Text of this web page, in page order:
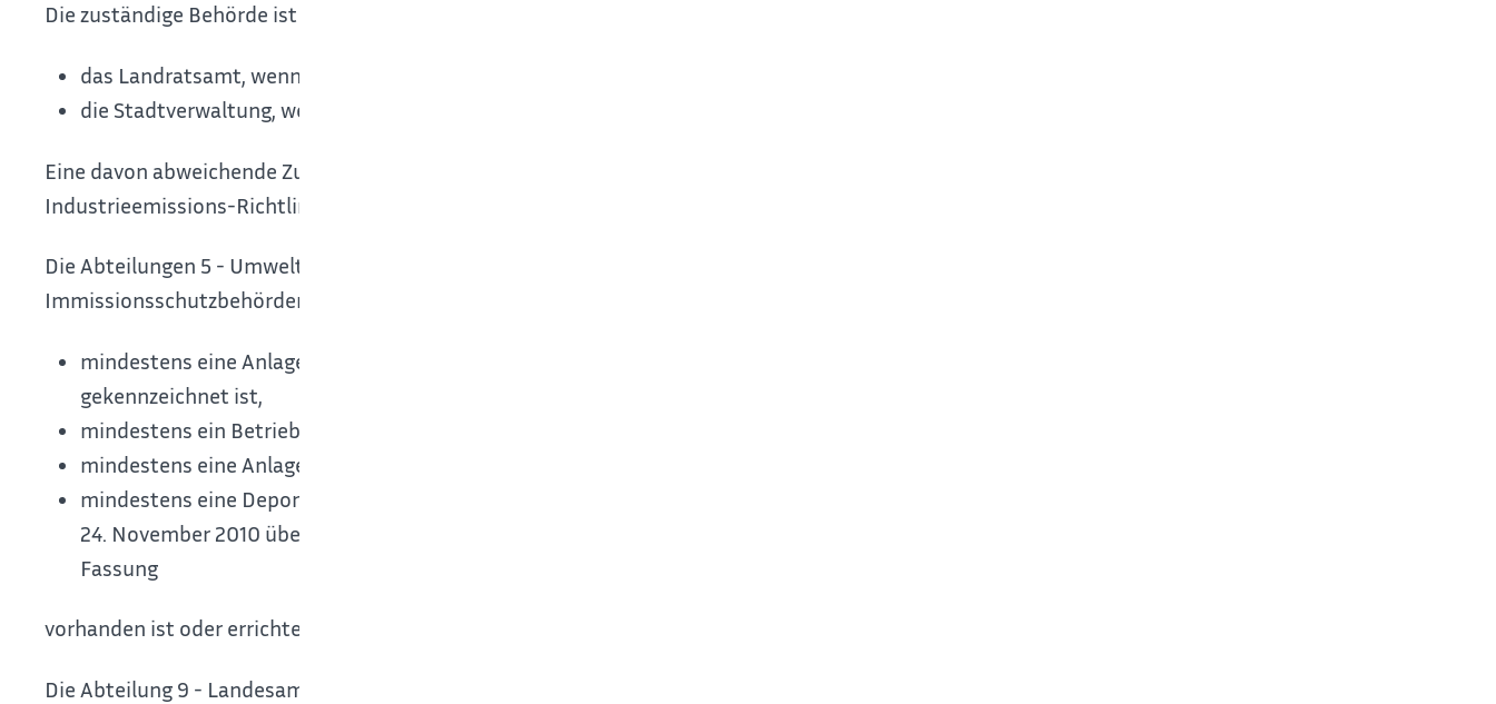
Die zuständige Behörde ist in den meisten Fällen die örtlich zuständige untere Immissionsschutzbehörde:
das Landratsamt, wenn das Betriebsgelände mit der Anlage in einem Landkreis liegt,
die Stadtverwaltung, wenn das Betriebsgelände mit der Anlage in einem Stadtkreis liegt.
Eine davon abweichende Zuständigkeit gilt in folgenden Fällen (unter anderem bei Betrieben, die der europäischen
Industrieemissions-Richtlinie, der Störfall-Verordnung oder dem Bergrecht unterliegen):
Die Abteilungen 5 - Umwelt der jeweils örtlich zuständigen Regierungspräsidien sind die zuständigen
Immissionsschutzbehörden für Betriebsgelände, auf denen:
mindestens eine Anlage, die in Spalte d des Anhangs 1 der Verordnung über genehmigungsbedürftige Anlagen mit dem Buchstabe E
gekennzeichnet ist,
mindestens ein Betriebsbereich nach § 3 Absatz 5a Bundes-Immissionsschutzgesetz (Störfallbetrieb),
mindestens eine Anlage, die nach § 60 Absatz 3 Satz 1 Nummer 2 oder Nummer 3 des Wasserhaushaltsgesetzes genehmigungsbedürftig ist oder
mindestens eine Deponie nach Artikel 10 in Verbindung mit Anhang I der Richtlinie 2010/75/EU des Europäischen Parlaments und des Rates vom
24. November 2010 über Industrieemissionen (integrierte Vermeidung und Verminderung der Umweltverschmutzung) in der jeweils geltenden
Fassung
vorhanden ist oder errichtet werden soll.
Die Abteilung 9 - Landesamt für Geologie, Rohstoffe und Bergbau des Regierungspräsidiums Freiburg ist darüber hinaus die